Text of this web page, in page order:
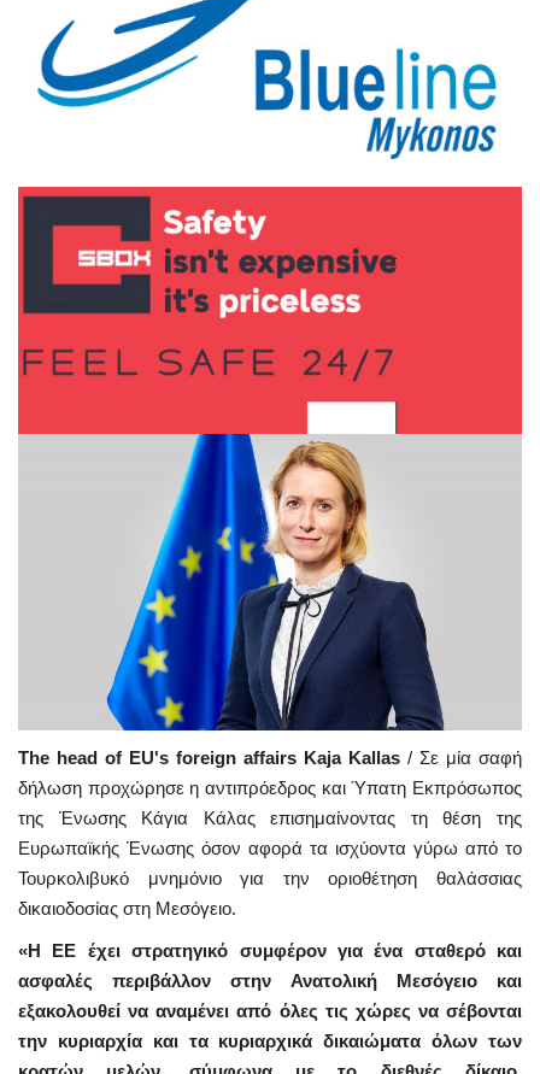
The head of EU's foreign affairs Kaja Kallas / Σε μία σαφή
δήλωση προχώρησε η αντιπρόεδρος και Ύπατη Εκπρόσωπος
της Ένωσης Κάγια Κάλας επισημαίνοντας τη θέση της
Ευρωπαϊκής Ένωσης όσον αφορά τα ισχύοντα γύρω από το
Τουρκολιβυκό μνημόνιο για την οριοθέτηση θαλάσσιας
δικαιοδοσίας στη Μεσόγειο.
«Η ΕΕ έχει στρατηγικό συμφέρον για ένα σταθερό και
ασφαλές περιβάλλον στην Ανατολική Μεσόγειο και
εξακολουθεί να αναμένει από όλες τις χώρες να σέβονται
την κυριαρχία και τα κυριαρχικά δικαιώματα όλων των